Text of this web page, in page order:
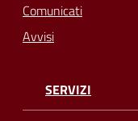
Comunicati
Avvisi
SERVIZI